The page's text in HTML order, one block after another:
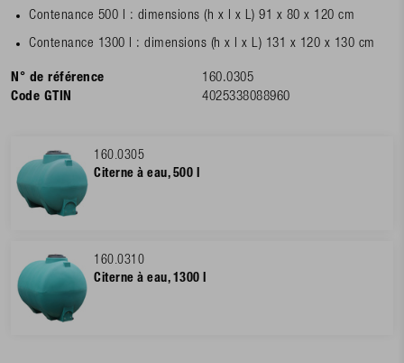
Contenance 500 l : dimensions (h x l x L) 91 x 80 x 120 cm
Contenance 1300 l : dimensions (h x l x L) 131 x 120 x 130 cm
N° de référence
160.0305
Code GTIN
4025338088960
160.0305
Citerne à eau, 500 l
160.0310
Citerne à eau, 1300 l